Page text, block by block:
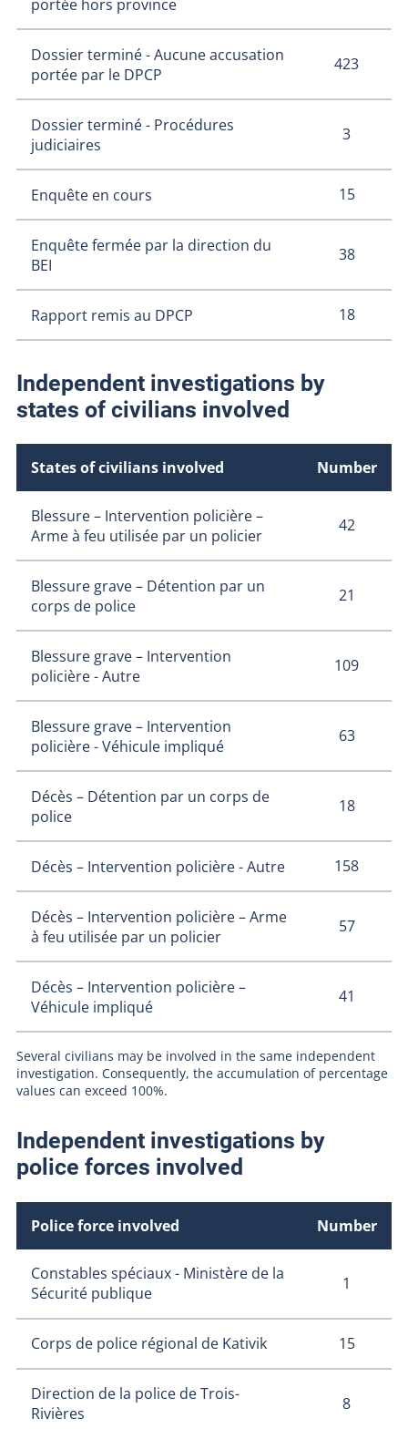
portée hors province
Dossier terminé - Aucune accusation
portée par le DPCP
423
Dossier terminé - Procédures
judiciaires
3
Enquête en cours 15
Enquête fermée par la direction du
BEI
38
Rapport remis au DPCP 18
Independent investigations by
states of civilians involved
States of civilians involved Number
Blessure – Intervention policière –
Arme à feu utilisée par un policier
42
Blessure grave – Détention par un
corps de police
21
Blessure grave – Intervention
policière - Autre
109
Blessure grave – Intervention
policière - Véhicule impliqué
63
Décès – Détention par un corps de
police
18
Décès – Intervention policière - Autre 158
Décès – Intervention policière – Arme
à feu utilisée par un policier
57
Décès – Intervention policière –
Véhicule impliqué
41
Several civilians may be involved in the same independent
investigation. Consequently, the accumulation of percentage
values ​​can exceed 100%.
Independent investigations by
police forces involved
Police force involved Number
Constables spéciaux - Ministère de la
Sécurité publique
1
Corps de police régional de Kativik 15
Direction de la police de Trois-
Rivières
8